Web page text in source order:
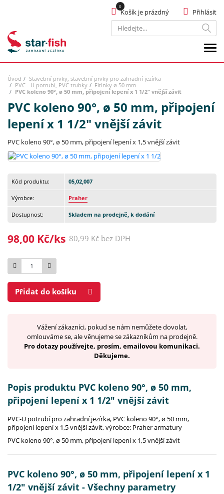
Hledat
Přihlásit
Košík je prázdný
Úvod
Stavební prvky, stavební prvky pro zahradní jezírka
PVC - U potrubí, PVC trubky
Fitinky ø 50 mm
PVC koleno 90°, ø 50 mm, připojení lepení x 1 1/2" vnější závit
PVC koleno 90°, ø 50 mm, připojení
lepení x 1 1/2" vnější závit
PVC koleno 90°, ø 50 mm, připojení lepení x 1,5 vnější závit
Kód produktu: 05,02,007
Výrobce: Praher
Dostupnost: Skladem na prodejně, k dodání
98,00 Kč/ks 80,99 Kč bez DPH
Počet
Přidat do košíku
Vážení zákazníci, pokud se nám nemůžete dovolat,
omlouváme se, ale věnujeme se zákazníkům na prodejně.
Pro dotazy používejte, prosím, emailovou komunikaci.
Děkujeme.
Popis produktu PVC koleno 90°, ø 50 mm,
připojení lepení x 1 1/2" vnější závit
PVC-U potrubí pro zahradní jezírka, PVC koleno 90°, ø 50 mm,
připojení lepení x 1,5 vnější závit, výrobce: Praher armatury
PVC koleno 90°, ø 50 mm, připojení lepení x 1,5 vnější závit
PVC koleno 90°, ø 50 mm, připojení lepení x 1
1/2" vnější závit - Všechny parametry